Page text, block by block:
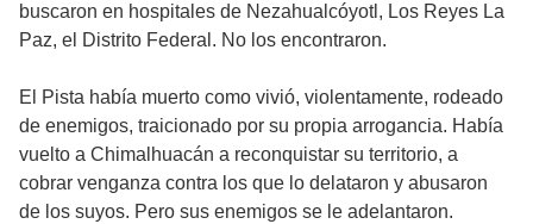
buscaron en hospitales de Nezahualcóyotl, Los Reyes La
Paz, el Distrito Federal. No los encontraron.
El Pista había muerto como vivió, violentamente, rodeado
de enemigos, traicionado por su propia arrogancia. Había
vuelto a Chimalhuacán a reconquistar su territorio, a
cobrar venganza contra los que lo delataron y abusaron
de los suyos. Pero sus enemigos se le adelantaron.